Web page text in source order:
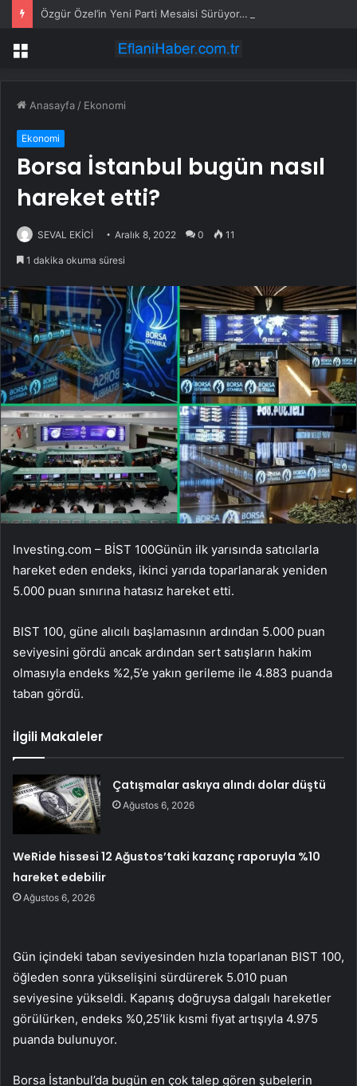
Menü
Anasayfa / Ekonomi
Ekonomi
Borsa İstanbul bugün nasıl
hareket etti?
SEVAL EKİCİ Aralık 8, 2022 0 11
1 dakika okuma süresi
Investing.com – BİST 100Günün ilk yarısında satıcılarla
hareket eden endeks, ikinci yarıda toparlanarak yeniden
5.000 puan sınırına hatasız hareket etti.
BIST 100, güne alıcılı başlamasının ardından 5.000 puan
seviyesini gördü ancak ardından sert satışların hakim
olmasıyla endeks %2,5’e yakın gerileme ile 4.883 puanda
taban gördü.
İlgili Makaleler
Çatışmalar askıya alındı dolar düştü
Ağustos 6, 2026
WeRide hissesi 12 Ağustos’taki kazanç raporuyla %10
hareket edebilir
Ağustos 6, 2026
Gün içindeki taban seviyesinden hızla toparlanan BIST 100,
öğleden sonra yükselişini sürdürerek 5.010 puan
seviyesine yükseldi. Kapanış doğruysa dalgalı hareketler
görülürken, endeks %0,25’lik kısmi fiyat artışıyla 4.975
puanda bulunuyor.
Borsa İstanbul’da bugün en çok talep gören şubelerin